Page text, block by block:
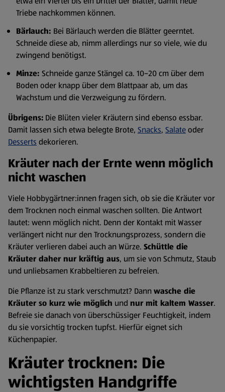
Triebe nachkommen können.
Bärlauch: Bei Bärlauch werden die Blätter geerntet.
Schneide diese ab, nimm allerdings nur so viele, wie du
zwingend benötigst.
Minze: Schneide ganze Stängel ca. 10–20 cm über dem
Boden oder knapp über dem Blattpaar ab, um das
Wachstum und die Verzweigung zu fördern.
Übrigens: Die Blüten vieler Kräutern sind ebenso essbar.
Damit lassen sich etwa belegte Brote, Snacks, Salateoder
Desserts dekorieren.
Kräuter nach der Ernte wenn möglich
nicht waschen
Viele Hobbygärtner:innen fragen sich, ob sie die Kräuter vor
dem Trocknen noch einmal waschen sollten. Die Antwort
lautet: wenn möglich nicht. Denn der Kontakt mit Wasser
verlängert nicht nur den Trocknungsprozess, sondern die
Kräuter verlieren dabei auch an Würze. Schüttle die
Kräuter daher nur kräftig aus, um sie von Schmutz, Staub
und unliebsamen Krabbeltieren zu befreien.
Die Pflanze ist zu stark verschmutzt? Dann wasche die
Kräuter so kurz wie möglich und nur mit kaltem Wasser.
Befreie sie danach von überschüssiger Feuchtigkeit, indem
du sie vorsichtig trocken tupfst. Hierfür eignet sich
Küchenpapier.
Kräuter trocknen: Die
wichtigsten Handgriffe